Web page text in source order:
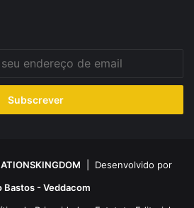
| Desenvolvido por
Bastos - Veddacom